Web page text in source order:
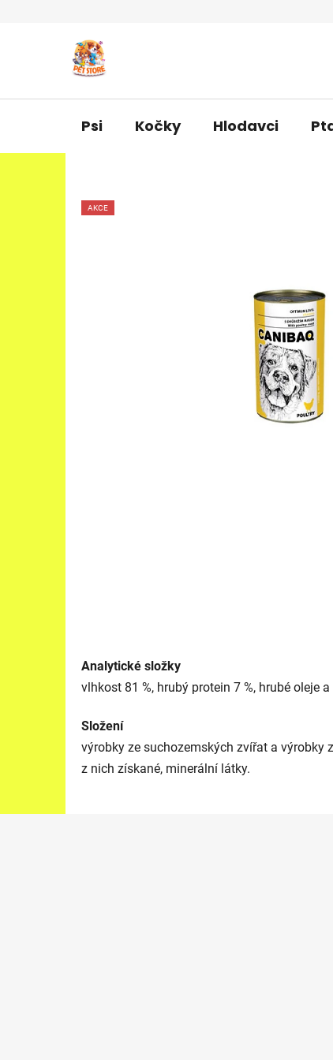
Psi Kočky Hlodavci
AKCE
Analytické složky
vlhkost 81 %, hrubý protein 7 %, hrubé oleje
Složení
výrobky ze suchozemských zvířat a výrobky
z nich získané, minerální látky.